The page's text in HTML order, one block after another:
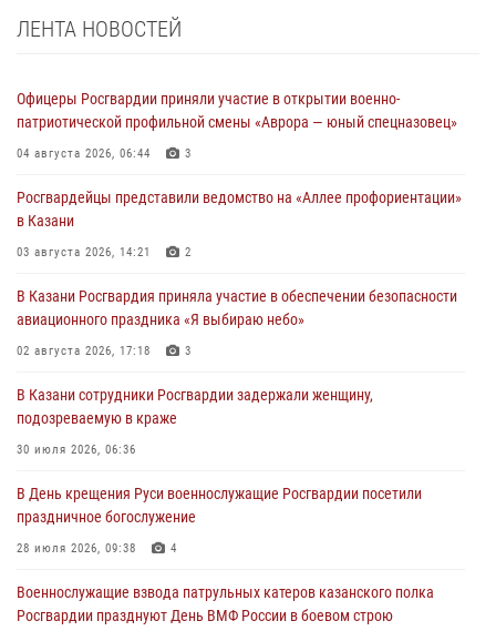
ЛЕНТА НОВОСТЕЙ
Офицеры Росгвардии приняли участие в открытии военно-
патриотической профильной смены «Аврора — юный спецназовец»
04 августа 2026, 06:44 3
Росгвардейцы представили ведомство на «Аллее профориентации»
в Казани
03 августа 2026, 14:21 2
В Казани Росгвардия приняла участие в обеспечении безопасности
авиационного праздника «Я выбираю небо»
02 августа 2026, 17:18 3
В Казани сотрудники Росгвардии задержали женщину,
подозреваемую в краже
30 июля 2026, 06:36
В День крещения Руси военнослужащие Росгвардии посетили
праздничное богослужение
28 июля 2026, 09:38 4
Военнослужащие взвода патрульных катеров казанского полка
Росгвардии празднуют День ВМФ России в боевом строю